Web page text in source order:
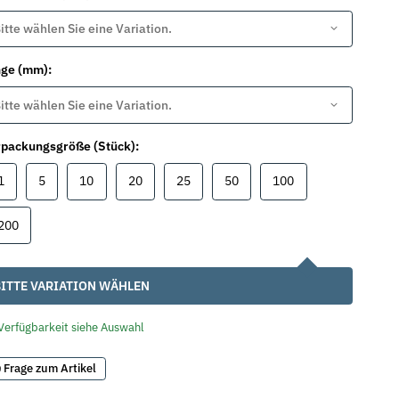
wählen Sie eine Variation.
(mm):
wählen Sie eine Variation.
(Stück):
55 1010 2020 2525 5050 100100
200
VARIATION WÄHLEN
siehe Auswahl
Frage zum Artikel